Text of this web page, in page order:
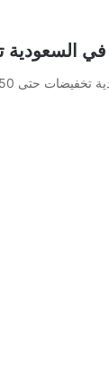
السعودية